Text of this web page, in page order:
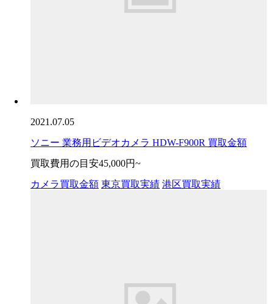
2021.07.05
ソニー 業務用ビデオカメラ HDW-F900R 買取金額
買取費用の目安45,000円~
カメラ買取金額 東京買取実績 港区買取実績